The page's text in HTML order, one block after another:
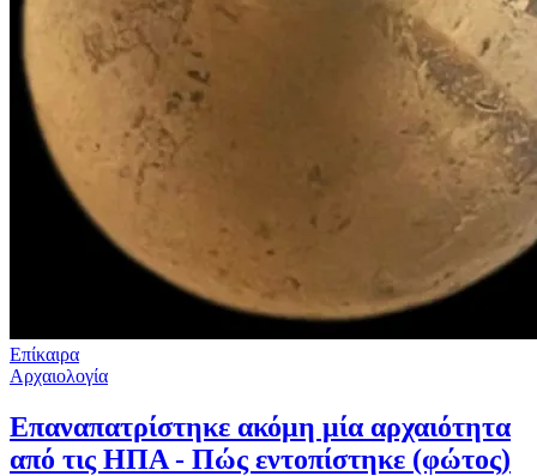
Επίκαιρα
Αρχαιολογία
Επαναπατρίστηκε ακόμη μία αρχαιότητα
από τις ΗΠΑ - Πώς εντοπίστηκε (φώτος)